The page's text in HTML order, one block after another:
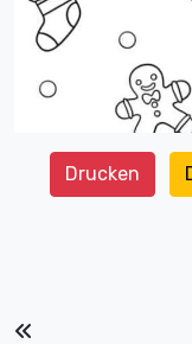
Drucken